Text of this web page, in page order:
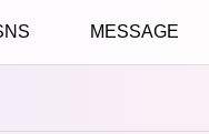
MESSAGE